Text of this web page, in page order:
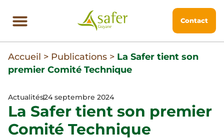
Contact
Accueil > Publications > La Safer tient son
premier Comité Technique
Actualités24 septembre 2024
La Safer tient son premier
Comité Technique